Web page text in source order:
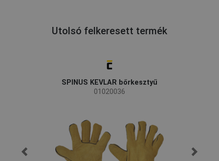
Utolsó felkeresett termék
SPINUS KEVLAR bőrkesztyű
01020036